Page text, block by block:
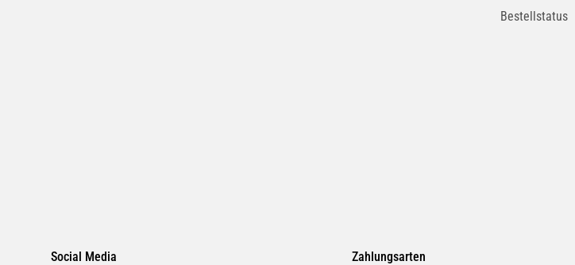
Bestellstatus
Social Media Zahlungsarten